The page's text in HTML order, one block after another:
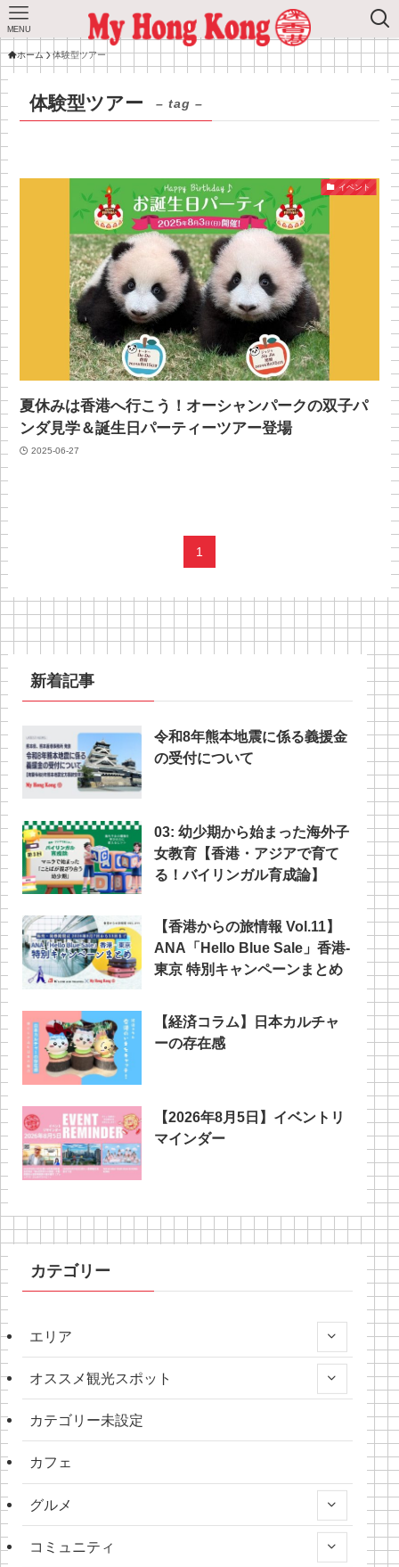
MENU
ホーム 体験型ツアー
体験型ツアー – tag –
イベント
夏休みは香港へ行こう！オーシャンパークの双子パ
ンダ見学＆誕生日パーティーツアー登場
2025-06-27
1
新着記事
令和8年熊本地震に係る義援金
の受付について
03: 幼少期から始まった海外子
女教育【香港・アジアで育て
る！バイリンガル育成論】
【香港からの旅情報 Vol.11】
ANA「Hello Blue Sale」香港‐
東京 特別キャンペーンまとめ
【経済コラム】日本カルチャ
ーの存在感
【2026年8月5日】イベントリ
マインダー
カテゴリー
エリア
オススメ観光スポット
カテゴリー未設定
カフェ
グルメ
コミュニティ